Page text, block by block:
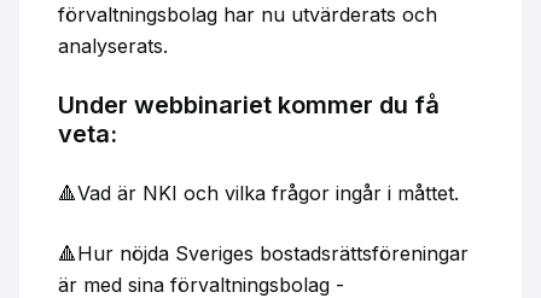
förvaltningsbolag har nu utvärderats och
analyserats.
Under webbinariet kommer du få
veta:
🔺Vad är NKI och vilka frågor ingår i måttet.
🔺Hur nöjda Sveriges bostadsrättsföreningar
är med sina förvaltningsbolag -